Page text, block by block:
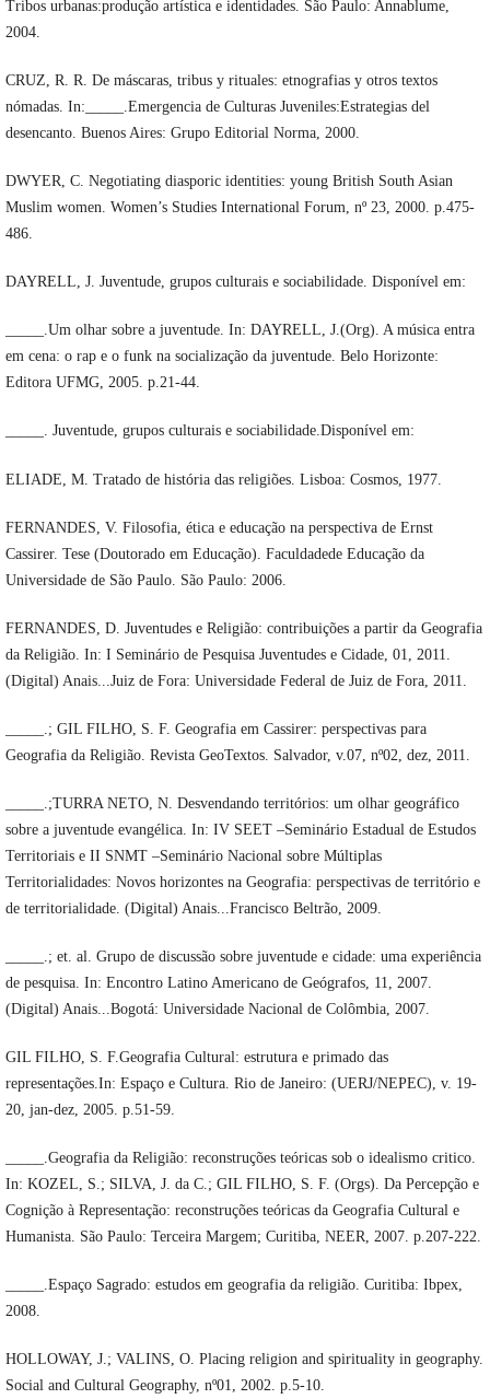
Tribos urbanas:produção artística e identidades. São Paulo: Annablume,
2004.
CRUZ, R. R. De máscaras, tribus y rituales: etnografias y otros textos
nómadas. In:_____.Emergencia de Culturas Juveniles:Estrategias del
desencanto. Buenos Aires: Grupo Editorial Norma, 2000.
DWYER, C. Negotiating diasporic identities: young British South Asian
Muslim women. Women’s Studies International Forum, nº 23, 2000. p.475-
486.
DAYRELL, J. Juventude, grupos culturais e sociabilidade. Disponível em:
_____.Um olhar sobre a juventude. In: DAYRELL, J.(Org). A música entra
em cena: o rap e o funk na socialização da juventude. Belo Horizonte:
Editora UFMG, 2005. p.21-44.
_____. Juventude, grupos culturais e sociabilidade.Disponível em:
ELIADE, M. Tratado de história das religiões. Lisboa: Cosmos, 1977.
FERNANDES, V. Filosofia, ética e educação na perspectiva de Ernst
Cassirer. Tese (Doutorado em Educação). Faculdadede Educação da
Universidade de São Paulo. São Paulo: 2006.
FERNANDES, D. Juventudes e Religião: contribuições a partir da Geografia
da Religião. In: I Seminário de Pesquisa Juventudes e Cidade, 01, 2011.
(Digital) Anais...Juiz de Fora: Universidade Federal de Juiz de Fora, 2011.
_____.; GIL FILHO, S. F. Geografia em Cassirer: perspectivas para
Geografia da Religião. Revista GeoTextos. Salvador, v.07, nº02, dez, 2011.
_____.;TURRA NETO, N. Desvendando territórios: um olhar geográfico
sobre a juventude evangélica. In: IV SEET –Seminário Estadual de Estudos
Territoriais e II SNMT –Seminário Nacional sobre Múltiplas
Territorialidades: Novos horizontes na Geografia: perspectivas de território e
de territorialidade. (Digital) Anais...Francisco Beltrão, 2009.
_____.; et. al. Grupo de discussão sobre juventude e cidade: uma experiência
de pesquisa. In: Encontro Latino Americano de Geógrafos, 11, 2007.
(Digital) Anais...Bogotá: Universidade Nacional de Colômbia, 2007.
GIL FILHO, S. F.Geografia Cultural: estrutura e primado das
representações.In: Espaço e Cultura. Rio de Janeiro: (UERJ/NEPEC), v. 19-
20, jan-dez, 2005. p.51-59.
_____.Geografia da Religião: reconstruções teóricas sob o idealismo critico.
In: KOZEL, S.; SILVA, J. da C.; GIL FILHO, S. F. (Orgs). Da Percepção e
Cognição à Representação: reconstruções teóricas da Geografia Cultural e
Humanista. São Paulo: Terceira Margem; Curitiba, NEER, 2007. p.207-222.
_____.Espaço Sagrado: estudos em geografia da religião. Curitiba: Ibpex,
2008.
HOLLOWAY, J.; VALINS, O. Placing religion and spirituality in geography.
Social and Cultural Geography, nº01, 2002. p.5-10.